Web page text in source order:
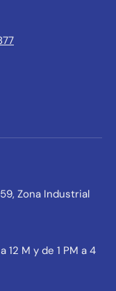
Zona Industrial
12 M y de 1 PM a 4